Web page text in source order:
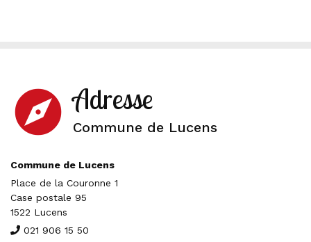
explore Adresse
Commune de Lucens
Commune de Lucens
Place de la Couronne 1
Case postale 95
1522 Lucens
021 906 15 50